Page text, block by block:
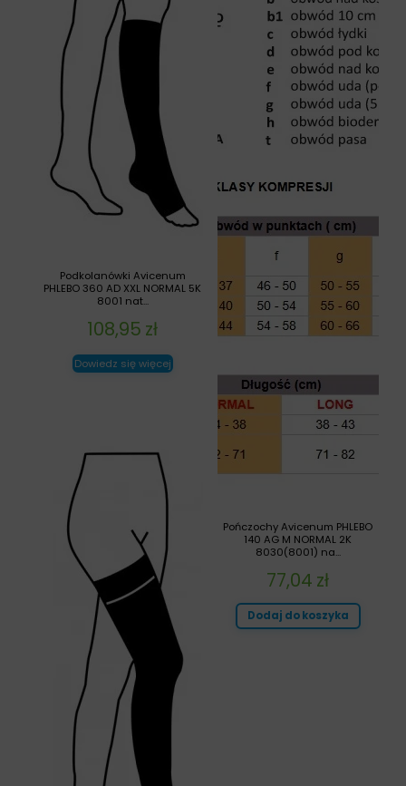
Pończochy Avicenum PHLEBO
140 AG M NORMAL 2K
8030(8001) na...
77,04 zł
Dodaj do koszyka
Podkolanówki Avicenum
PHLEBO 360 AD XXL NORMAL 5K
8001 nat...
108,95 zł
Dowiedz się więcej